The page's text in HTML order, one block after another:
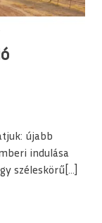
újabb
indulása
széleskörű[…]